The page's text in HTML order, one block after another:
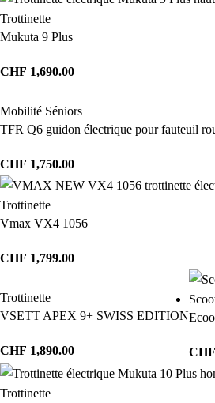
Trottinette
Mukuta 9 Plus
CHF 1,690.00
Mobilité Séniors
TFR Q6 guidon électrique pour fauteuil
CHF 1,750.00
Trottinette
Vmax VX4 1056
CHF 1,799.00
Trottinette
VSETT APEX 9+ SWISS EDITION
CHF 1,890.00 CHF
Trottinette